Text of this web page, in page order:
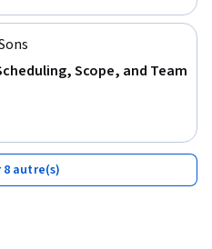
Scope, and Team
autre(s)